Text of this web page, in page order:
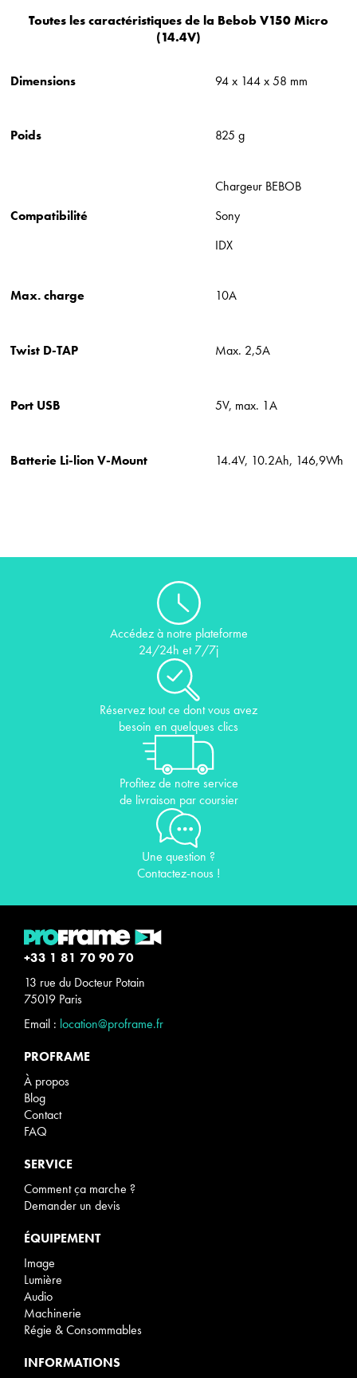
Toutes les caractéristiques de la Bebob V150 Micro
(14.4V)
Dimensions 94 x 144 x 58 mm
Poids 825 g
Compatibilité
Chargeur BEBOB
Sony
IDX
Max. charge 10A
Twist D-TAP Max. 2,5A
Port USB 5V, max. 1A
Batterie Li-lion V-Mount 14.4V, 10.2Ah, 146,9Wh
Accédez à notre plateforme
24/24h et 7/7j
Réservez tout ce dont vous avez
besoin en quelques clics
Profitez de notre service
de livraison par coursier
Une question ?
Contactez-nous !
+33 1 81 70 90 70
13 rue du Docteur Potain
75019 Paris
Email : location@proframe.fr
PROFRAME
À propos
Blog
Contact
FAQ
SERVICE
Comment ça marche ?
Demander un devis
ÉQUIPEMENT
Image
Lumière
Audio
Machinerie
Régie & Consommables
INFORMATIONS